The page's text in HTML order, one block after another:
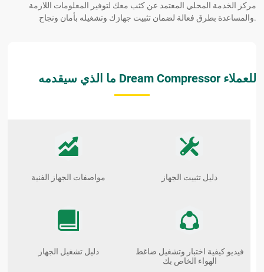
مركز الخدمة المحلي المعتمد عن كثب معك لتوفير المعلومات اللازمة
والمساعدة بطرق فعالة لضمان تثبيت جهازك وتشغيله بأمان ونجاح.
ما الذي سيقدمه Dream Compressor للعملاء
مواصفات الجهاز الفنية دليل تثبيت الجهاز
دليل تشغيل الجهاز
فيديو كيفية اختبار وتشغيل ضاغط
الهواء الخاص بك